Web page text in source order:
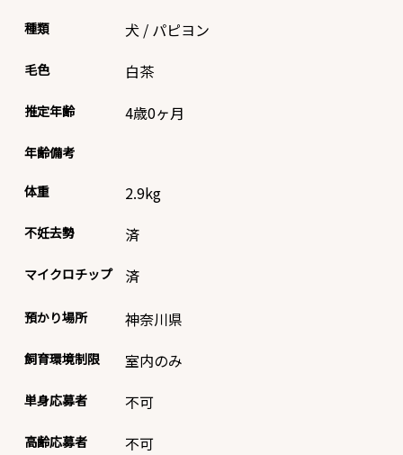
種類 犬 / パピヨン
毛色 白茶
推定年齢 4歳0ヶ月
年齢備考
体重 2.9kg
不妊去勢 済
マイクロチップ 済
預かり場所 神奈川県
飼育環境制限 室内のみ
単身応募者 不可
高齢応募者 不可